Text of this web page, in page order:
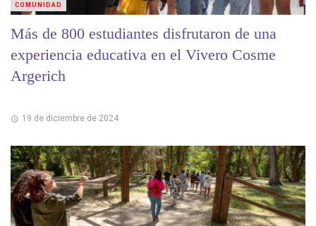
Más de 800 estudiantes disfrutaron de una
experiencia educativa en el Vivero Cosme
Argerich
19 de diciembre de 2024
COMUNIDAD